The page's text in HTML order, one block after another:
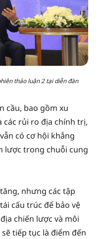
thảo luận 2 tại diễn đàn
cầu, bao gồm xu
các rủi ro địa chính trị,
có cơ hội khẳng
lược trong chuỗi cung
nhưng các tập
cấu trúc để bảo vệ
chiến lược và môi
tiếp tục là điểm đến